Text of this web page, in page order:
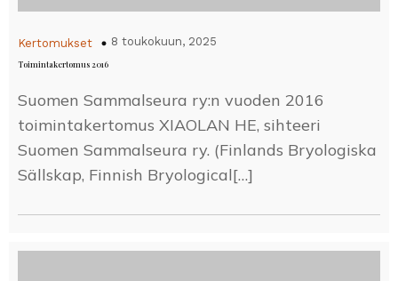
Kertomukset 8 toukokuun, 2025
Toimintakertomus 2016
Suomen Sammalseura ry:n vuoden 2016
toimintakertomus XIAOLAN HE, sihteeri
Suomen Sammalseura ry. (Finlands Bryologiska
Sällskap, Finnish Bryological[…]